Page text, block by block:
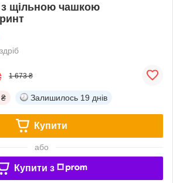
з щільною чашкою
1 673 ₴
Залишилось 19 днів
Купити
або
Купити з